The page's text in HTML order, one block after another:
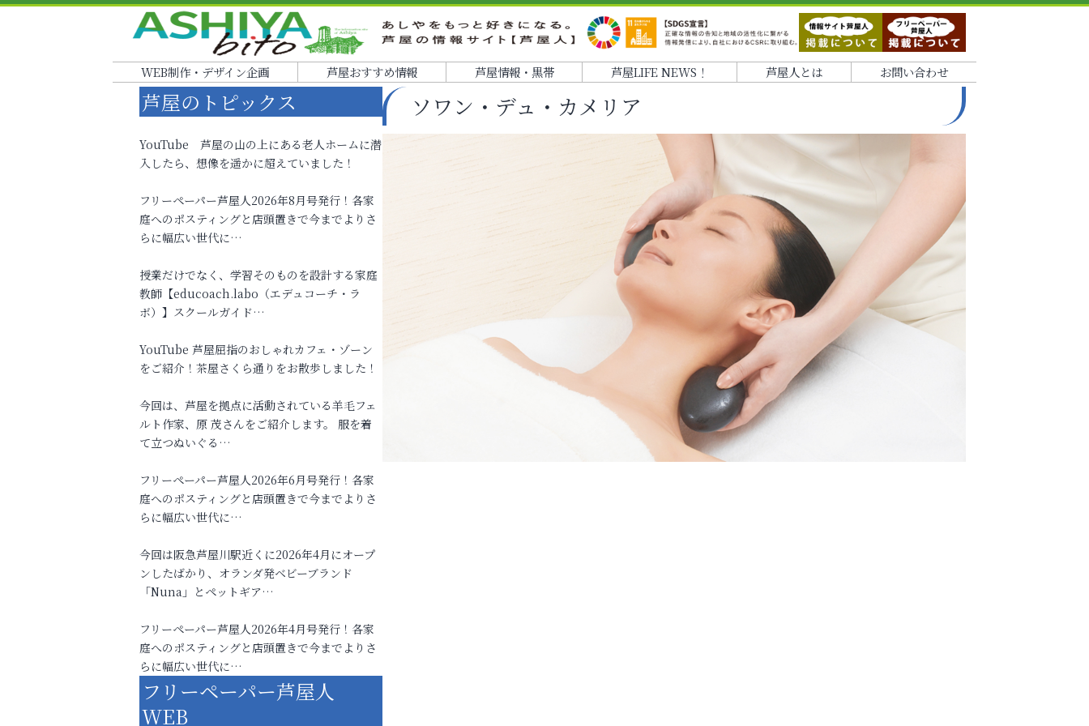
WEB制作・デザイン企画 芦屋おすすめ情報 芦屋情報・黒帯 芦屋LIFE NEWS！ 芦屋人とは お問い合わせ
ソワン・デュ・カメリア
芦屋のトピックス
YouTube 芦屋の山の上にある老人ホームに潜
入したら、想像を遥かに超えていました！
フリーペーパー芦屋人2026年8月号発行！各家
庭へのポスティングと店頭置きで今までよりさ
らに幅広い世代に…
授業だけでなく、学習そのものを設計する家庭
教師【educoach.labo（エデュコーチ・ラ
ボ）】スクールガイド…
YouTube 芦屋屈指のおしゃれカフェ・ゾーン
をご紹介！茶屋さくら通りをお散歩しました！
今回は、芦屋を拠点に活動されている羊毛フェ
ルト作家、原 茂さんをご紹介します。 服を着
て立つぬいぐる…
フリーペーパー芦屋人2026年6月号発行！各家
庭へのポスティングと店頭置きで今までよりさ
らに幅広い世代に…
今回は阪急芦屋川駅近くに2026年4月にオープ
ンしたばかり、オランダ発ベビーブランド
「Nuna」とペットギア…
フリーペーパー芦屋人2026年4月号発行！各家
庭へのポスティングと店頭置きで今までよりさ
らに幅広い世代に…
フリーペーパー芦屋人
WEB